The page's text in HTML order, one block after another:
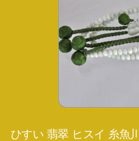
ひすい 翡翠 ヒスイ 糸魚